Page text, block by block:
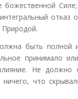
божественной
быть полной
принимало
Не
ничего, что